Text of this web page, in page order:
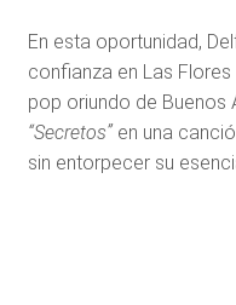
En esta oportunidad,
confianza en Las
pop oriundo de Buenos
“Secretos”en una
sin entorpecer su